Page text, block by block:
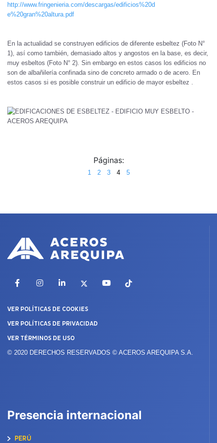
http://www.fringenieria.com/descargas/edificios%20d
e%20gran%20altura.pdf
En la actualidad se construyen edificios de diferente esbeltez (Foto N°
1), así como también, demasiado altos y angostos en la base, es decir,
muy esbeltos (Foto N° 2). Sin embargo en estos casos los edificios no
son de albañilería confinada sino de concreto armado o de acero. En
estos casos si es posible construir un edificio de mayor esbeltez .
Páginas:
1 2 3 4 5
FacebookInstagramLinkedIn YouTubeTikTok
VER POLÍTICAS DE COOKIES
VER POLÍTICAS DE PRIVACIDAD
VER TÉRMINOS DE USO
© 2020 DERECHOS RESERVADOS © ACEROS AREQUIPA S.A.
Presencia internacional
PERÚ